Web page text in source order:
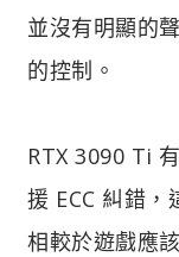
並沒有明顯的
的控制。
RTX 3090 Ti
援 ECC 糾錯
相較於遊戲應